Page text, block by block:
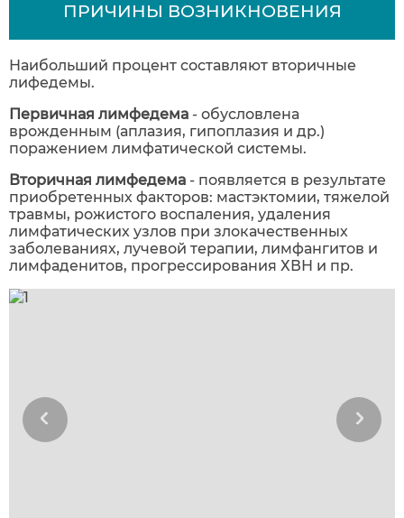
ПРИЧИНЫ ВОЗНИКНОВЕНИЯ
Наибольший процент составляют вторичные
лифедемы.
Первичная лимфедема - обусловлена
врожденным (аплазия, гипоплазия и др.)
поражением лимфатической системы.
Вторичная лимфедема - появляется в результате
приобретенных факторов: мастэктомии, тяжелой
травмы, рожистого воспаления, удаления
лимфатических узлов при злокачественных
заболеваниях, лучевой терапии, лимфангитов и
лимфаденитов, прогрессирования ХВН и пр.